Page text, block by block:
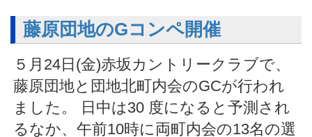
藤原団地のGコンペ開催
５月24日(金)赤坂カントリークラブで、
藤原団地と団地北町内会のGCが行われ
ました。 日中は30 度になると予測され
るなか、午前10時に両町内会の13名の選